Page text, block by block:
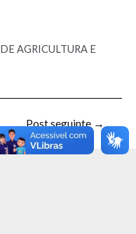
AGRICULTURA E
Post seguinte →